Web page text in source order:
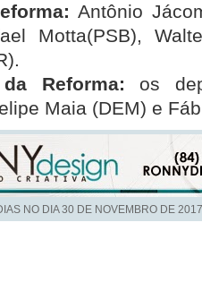
Antônio
Motta(PSB),
Reforma: os
Maia (DEM) e
NO DIA30 DE NOVEMBRO DE 2017